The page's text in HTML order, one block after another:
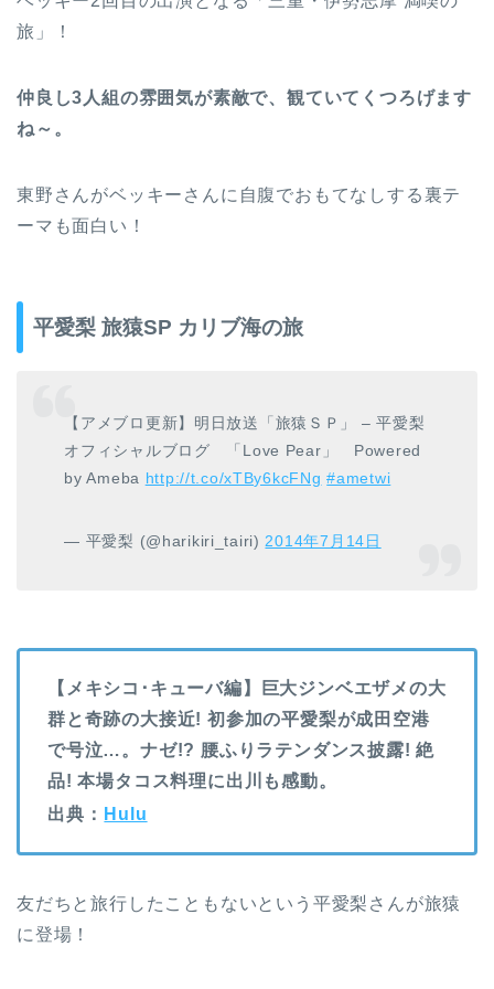
旅」！
仲良し3人組の雰囲気が素敵で、観ていてくつろげます
ね～。
東野さんがベッキーさんに自腹でおもてなしする裏テ
ーマも面白い！
平愛梨 旅猿SP カリブ海の旅
【アメブロ更新】明日放送「旅猿ＳＰ」 – 平愛梨
オフィシャルブログ 「Love Pear」 Powered
by Ameba http://t.co/xTBy6kcFNg #ametwi
— 平愛梨 (@harikiri_tairi) 2014年7月14日
【メキシコ･キューバ編】巨大ジンベエザメの大
群と奇跡の大接近! 初参加の平愛梨が成田空港
で号泣…。ナゼ!? 腰ふりラテンダンス披露! 絶
品! 本場タコス料理に出川も感動。
出典： Hulu
友だちと旅行したこともないという平愛梨さんが旅猿
に登場！